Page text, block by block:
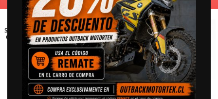
SOLD
OUT